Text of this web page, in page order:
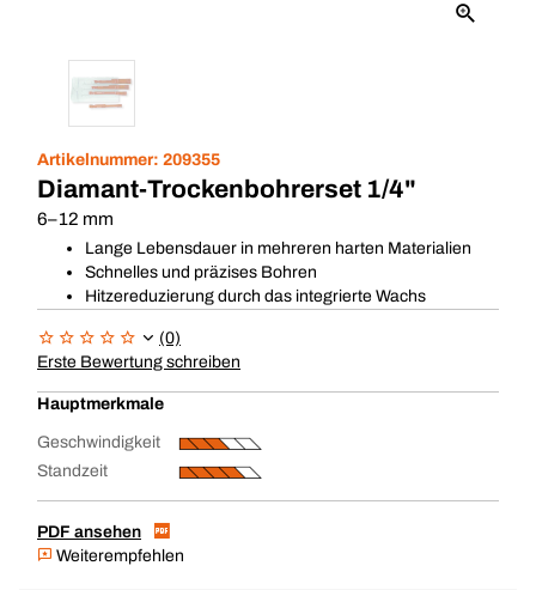
Artikelnummer: 209355
Diamant-Trockenbohrerset 1/4"
6–12 mm
Lange Lebensdauer in mehreren harten Materialien
Schnelles und präzises Bohren
Hitzereduzierung durch das integrierte Wachs
(0)
Erste Bewertung schreiben
Hauptmerkmale
Geschwindigkeit
Standzeit
PDF ansehen
Weiterempfehlen